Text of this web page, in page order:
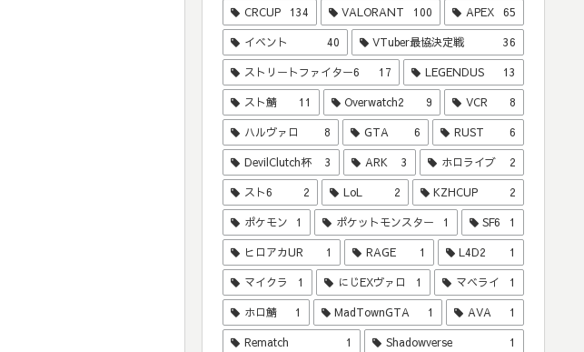
CRCUP 134 VALORANT 100 APEX 65
イベント 40 VTuber最協決定戦 36
ストリートファイター6 17 LEGENDUS 13
スト鯖 11 Overwatch2 9 VCR 8
ハルヴァロ 8 GTA 6 RUST 6
DevilClutch杯 3 ARK 3 ホロライブ 2
スト6 2 LoL 2 KZHCUP 2
ポケモン 1 ポケットモンスター 1 SF6 1
ヒロアカUR 1 RAGE 1 L4D2 1
マイクラ 1 にじEXヴァロ 1 マベライ 1
ホロ鯖 1 MadTownGTA 1 AVA 1
Rematch 1 Shadowverse 1